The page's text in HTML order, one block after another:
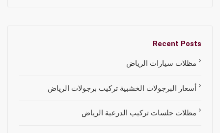
Recent Posts
مظلات سيارات الرياض
أسعار البرجولات الخشبية تركيب برجولات الرياض
مظلات جلسات تركيب الدرعية الرياض